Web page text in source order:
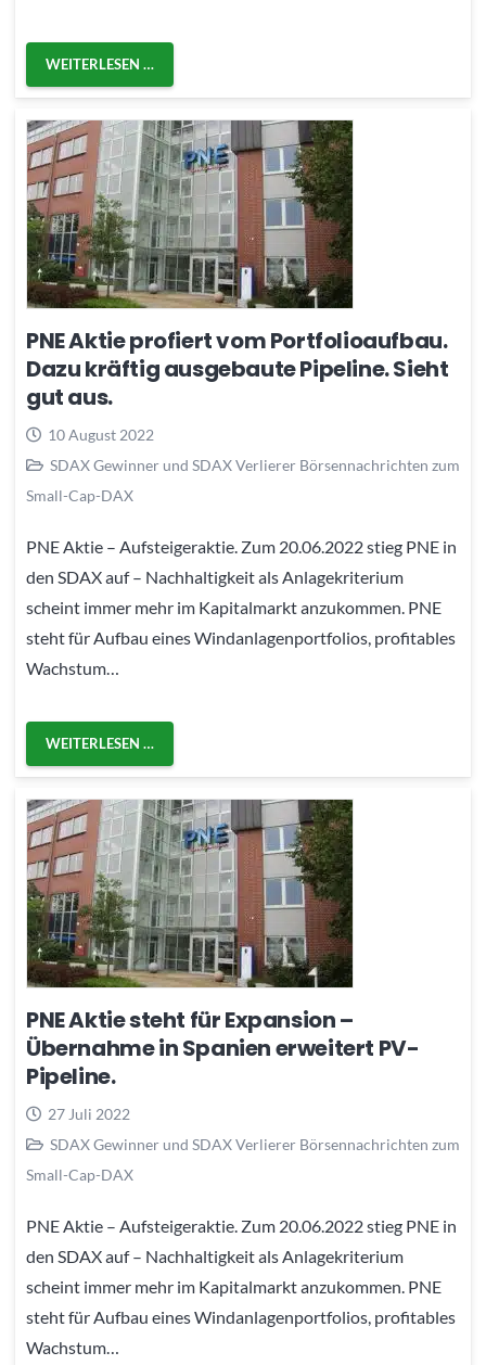
WEITERLESEN …
PNE Aktie profiert vom Portfolioaufbau.
Dazu kräftig ausgebaute Pipeline. Sieht
gut aus.
10 August 2022
SDAX Gewinner und SDAX Verlierer Börsennachrichten zum
Small-Cap-DAX
PNE Aktie – Aufsteigeraktie. Zum 20.06.2022 stieg PNE in
den SDAX auf – Nachhaltigkeit als Anlagekriterium
scheint immer mehr im Kapitalmarkt anzukommen. PNE
steht für Aufbau eines Windanlagenportfolios, profitables
Wachstum…
WEITERLESEN …
PNE Aktie steht für Expansion –
Übernahme in Spanien erweitert PV-
Pipeline.
27 Juli 2022
SDAX Gewinner und SDAX Verlierer Börsennachrichten zum
Small-Cap-DAX
PNE Aktie – Aufsteigeraktie. Zum 20.06.2022 stieg PNE in
den SDAX auf – Nachhaltigkeit als Anlagekriterium
scheint immer mehr im Kapitalmarkt anzukommen. PNE
steht für Aufbau eines Windanlagenportfolios, profitables
Wachstum…